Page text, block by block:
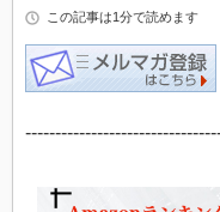
この記事は1分で読めます